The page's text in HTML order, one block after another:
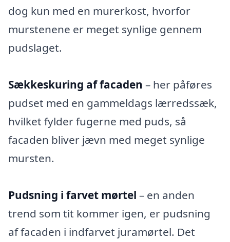
dog kun med en murerkost, hvorfor
murstenene er meget synlige gennem
pudslaget.
Sækkeskuring af facaden – her påføres
pudset med en gammeldags lærredssæk,
hvilket fylder fugerne med puds, så
facaden bliver jævn med meget synlige
mursten.
Pudsning i farvet mørtel – en anden
trend som tit kommer igen, er pudsning
af facaden i indfarvet juramørtel. Det